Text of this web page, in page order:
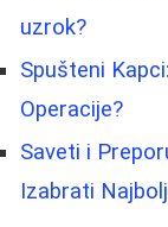
uzrok?
Spušteni
Operacije?
Saveti i
Izabrati